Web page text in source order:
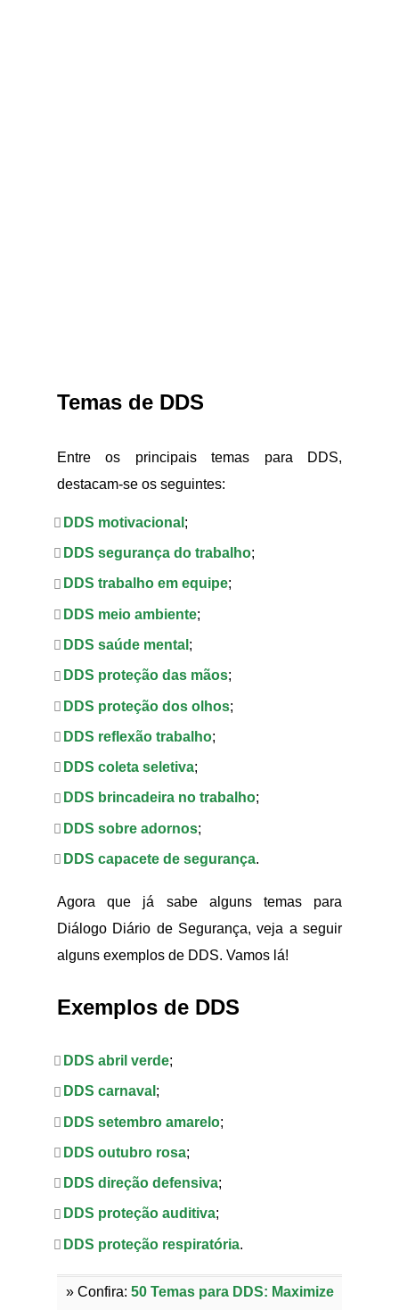
Temas de DDS
Entre os principais temas para DDS,
destacam-se os seguintes:
DDS motivacional ;
DDS segurança do trabalho;
DDS trabalho em equipe;
DDS meio ambiente;
DDS saúde mental ;
DDS proteção das mãos;
DDS proteção dos olhos;
DDS reflexão trabalho;
DDS coleta seletiva;
DDS brincadeira no trabalho;
DDS sobre adornos;
DDS capacete de segurança.
Agora que já sabe alguns temas para
Diálogo Diário de Segurança, veja a seguir
alguns exemplos de DDS. Vamos lá!
Exemplos de DDS
DDS abril verde;
DDS carnaval ;
DDS setembro amarelo;
DDS outubro rosa;
DDS direção defensiva;
DDS proteção auditiva;
DDS proteção respiratória.
» Confira: 50 Temas para DDS: Maximize